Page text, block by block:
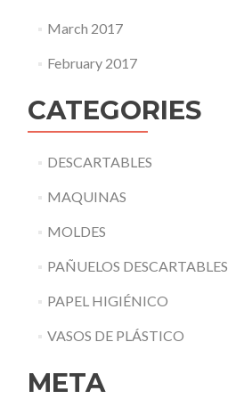
March 2017
February 2017
CATEGORIES
DESCARTABLES
MAQUINAS
MOLDES
PAÑUELOS DESCARTABLES
PAPEL HIGIÉNICO
VASOS DE PLÁSTICO
META